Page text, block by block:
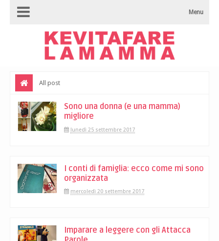
Menu
All post
Sono una donna (e una mamma)
migliore
lunedì 25 settembre 2017
I conti di famiglia: ecco come mi sono
organizzata
mercoledì 20 settembre 2017
Imparare a leggere con gli Attacca